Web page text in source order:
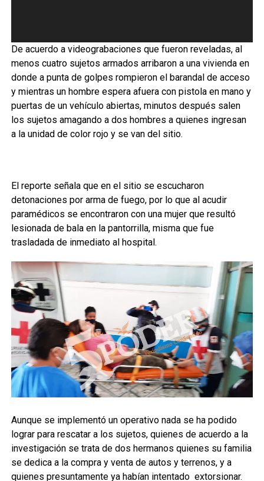
De acuerdo a videograbaciones que fueron reveladas, al
menos cuatro sujetos armados arribaron a una vivienda en
donde a punta de golpes rompieron el barandal de acceso
y mientras un hombre espera afuera con pistola en mano y
puertas de un vehículo abiertas, minutos después salen
los sujetos amagando a dos hombres a quienes ingresan
a la unidad de color rojo y se van del sitio.
El reporte señala que en el sitio se escucharon
detonaciones por arma de fuego, por lo que al acudir
paramédicos se encontraron con una mujer que resultó
lesionada de bala en la pantorrilla, misma que fue
trasladada de inmediato al hospital.
Aunque se implementó un operativo nada se ha podido
lograr para rescatar a los sujetos, quienes de acuerdo a la
investigación se trata de dos hermanos quienes su familia
se dedica a la compra y venta de autos y terrenos, y a
quienes presuntamente ya habían intentado extorsionar.